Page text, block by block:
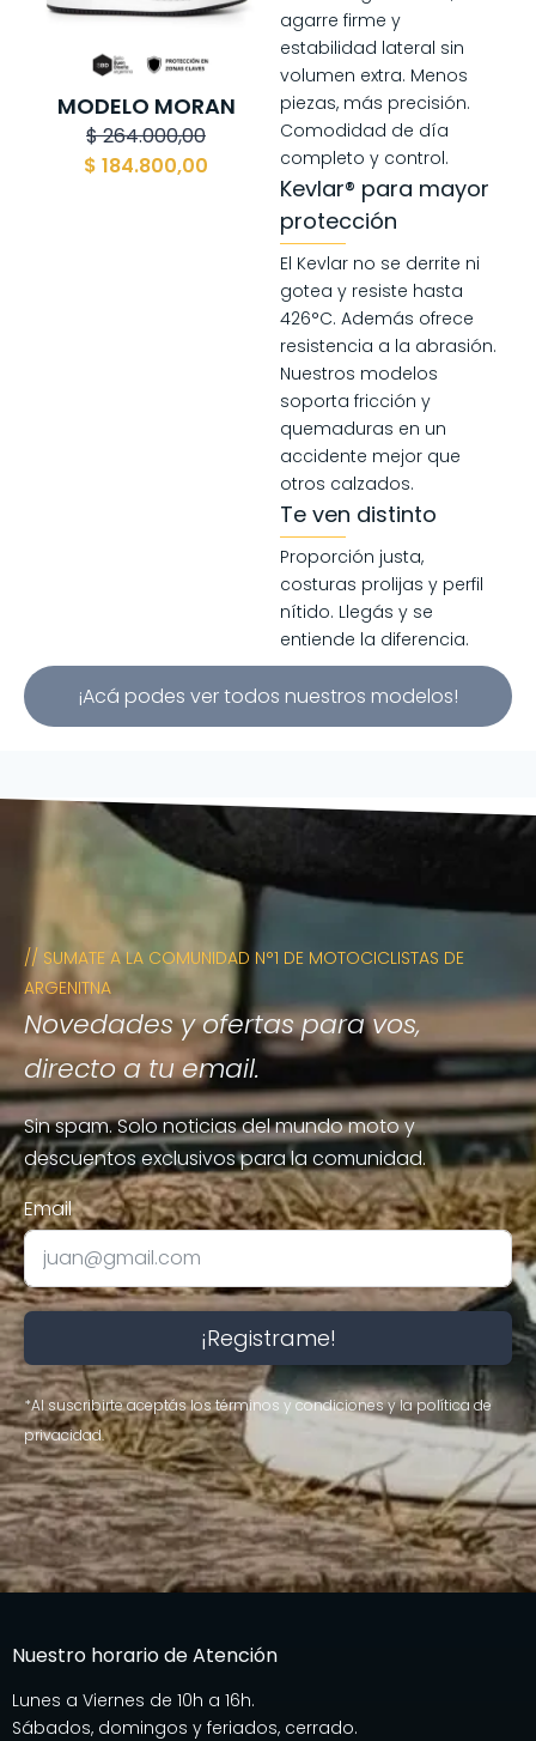
MODELO MORAN
$264.000,00
$ 184.800,00
agarre firme y
estabilidad lateral sin
volumen extra. Menos
piezas, más precisión.
Comodidad de día
completo y control.
Kevlar® para mayor
protección
El Kevlar no se derrite ni
gotea y resiste hasta
426°C. Además ofrece
resistencia a la abrasión.
Nuestros modelos
soporta fricción y
quemaduras en un
accidente mejor que
otros calzados.
Te ven distinto
Proporción justa,
costuras prolijas y perfil
nítido. Llegás y se
entiende la diferencia.
¡Acá podes ver todos nuestros modelos!
// SUMATE A LA COMUNIDAD N°1 DE MOTOCICLISTAS DE
ARGENITNA
Novedades y ofertas para vos,
directo a tu email.
Sin spam. Solo noticias del mundo moto y
descuentos exclusivos para la comunidad.
Email
¡Registrame!
*Al suscribirte aceptás los términos y condiciones y la política de
privacidad.
Nuestro horario de Atención
Lunes a Viernes de 10h a 16h.
Sábados, domingos y feriados, cerrado.